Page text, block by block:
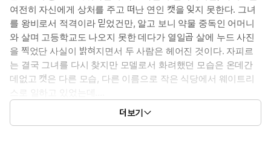
여전히 자신에게 상처를 주고 떠난 연인 캣을 잊지 못한다. 그녀
를 왕비로서 적격이라 믿었건만, 알고 보니 약물 중독인 어머니
와 살며 고등학교도 나오지 못한 데다가 열일곱 살에 누드 사진
을 찍었단 사실이 밝혀지면서 두 사람은 헤어진 것이다. 자피르
는 결국 그녀를 다시 찾지만 모델로서 화려했던 모습은 온데간
데없고 캣은 다른 모습, 다른 이름으로 작은 식당에서 웨이트리
스로 일하고 있었는데….
더보기